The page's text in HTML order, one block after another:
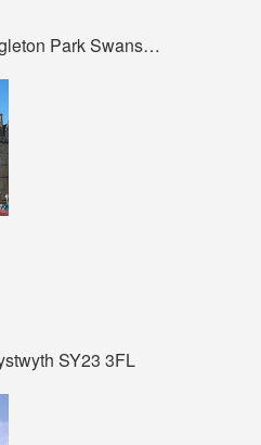
SA2 8PP Wales UK
SY23 3FL